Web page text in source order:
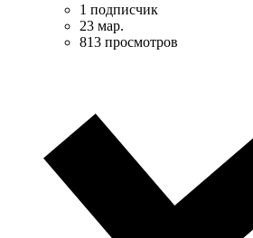
1 подписчик
23 мар.
813 просмотров